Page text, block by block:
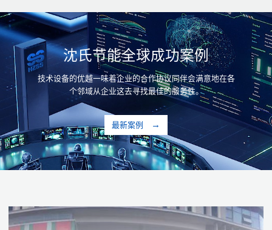
沈氏节能全球成功案例
技术设备的优越一味着企业的合作协议同伴会满意地在各
个邻域从企业这去寻找最佳的服务性。
最新案例